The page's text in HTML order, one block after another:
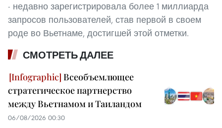
- недавно зарегистрировала более 1 миллиарда
запросов пользователей, став первой в своем
роде во Вьетнаме, достигшей этой отметки.
СМОТРЕТЬ ДАЛЕЕ
Всеобъемлющее
стратегическое партнерство
между Вьетнамом и Таиландом
06/08/2026 00:30